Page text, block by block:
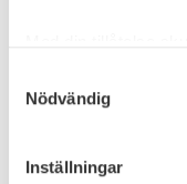
som kan ha en
Nödvändig
Inställningar
FAMILJ (2
ÅR)
Inkluderar: Flyg